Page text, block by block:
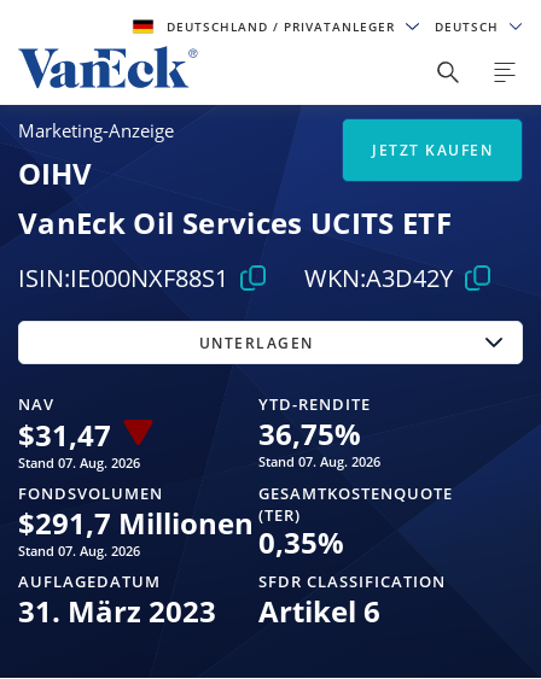
DEUTSCHLAND/ PRIVATANLEGER DEUTSCH
Marketing-Anzeige
OIHV
VanEck Oil Services UCITS ETF
ISIN:IE000NXF88S1 WKN:A3D42Y
NAV
$31,47
Stand 07. Aug. 2026
YTD-RENDITE
36,75%
Stand 07. Aug. 2026
FONDSVOLUMEN
$291,7 Millionen
Stand 07. Aug. 2026
GESAMTKOSTENQUOTE
(TER)
0,35%
AUFLAGEDATUM
31. März 2023
SFDR CLASSIFICATION
Artikel 6
UNTERLAGEN
JETZT KAUFEN